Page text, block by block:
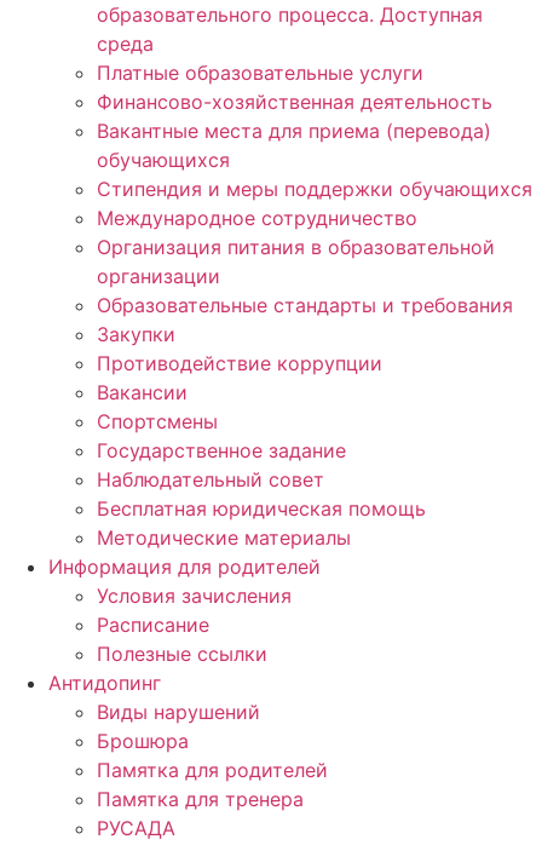
образовательного процесса. Доступная
среда
Платные образовательные услуги
Финансово-хозяйственная деятельность
Вакантные места для приема (перевода)
обучающихся
Стипендия и меры поддержки обучающихся
Международное сотрудничество
Организация питания в образовательной
организации
Образовательные стандарты и требования
Закупки
Противодействие коррупции
Вакансии
Спортсмены
Государственное задание
Наблюдательный совет
Бесплатная юридическая помощь
Методические материалы
Информация для родителей
Условия зачисления
Расписание
Полезные ссылки
Антидопинг
Виды нарушений
Брошюра
Памятка для родителей
Памятка для тренера
РУСАДА